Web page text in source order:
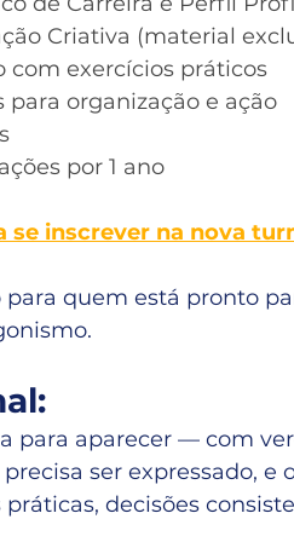
Criativa (material
com exercícios práticos
para organização e ação
por 1 ano
se inscrever na nova
para quem está pronto
para aparecer — com
ser expressado,
decisões